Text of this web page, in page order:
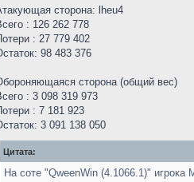
сторона: lheu4
: 126 262 778
: 27 779 402
98 483 376
сторона (общий вес)
: 3 098 319 973
: 7 181 923
3 091 138 050
Цитата:
На соте "QweenWin (4.1066.1)"